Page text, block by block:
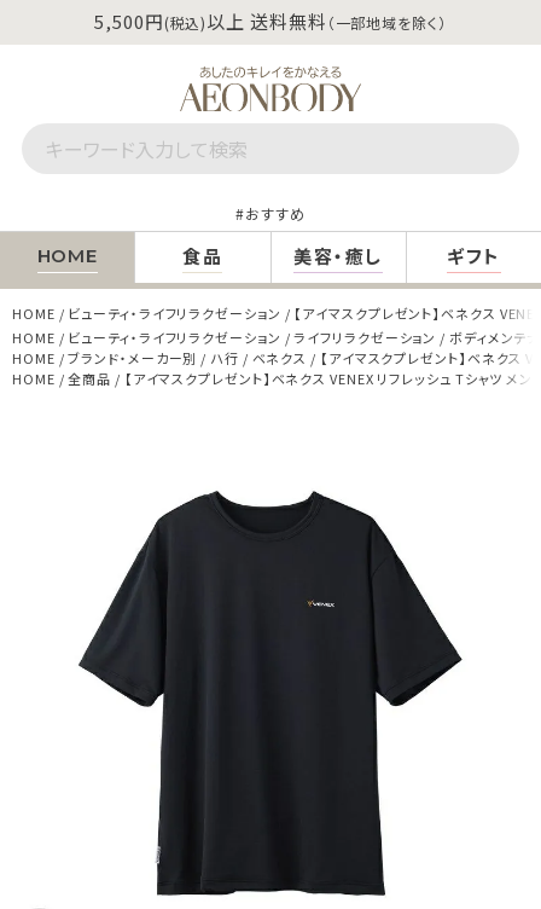
5,500円(税込)以上 送料無料 （一部地域を除く）
おすすめ
HOME 食品 美容・癒し ギフト
HOME ビューティ・ライフリラクゼーション
【アイマスクプレゼント】ベネクス
HOME
ビューティ・ライフリラクゼーション ライフリラクゼーション
ボディメンテ
HOME
ブランド・メーカー別 ハ行 ベネクス
【アイマスクプレゼント】ベネクス
HOME
全商品 【アイマスクプレゼント】ベネクス VENEX リフレッシュ Tシャツ メン